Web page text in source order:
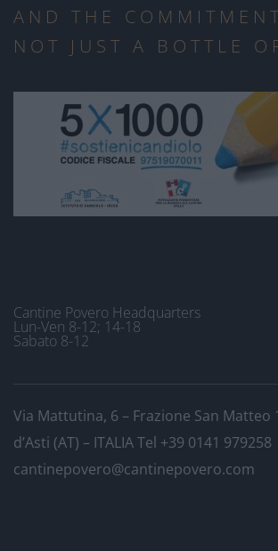
AND THE
NOT JUST A BOTTLE
Cantine Povero Headquarters
Lun-Ven 8-12; 14-18
Sabato 8-12
Via Mattutina, 6 – Frazione San Matteo
d’Asti (AT) – ITALIATel +39 0141 979258
cantinepovero@cantinepovero.com